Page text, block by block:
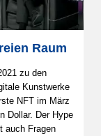
Raum
zu den
Kunstwerke
NFT im März
Dollar. Der Hype
auch Fragen